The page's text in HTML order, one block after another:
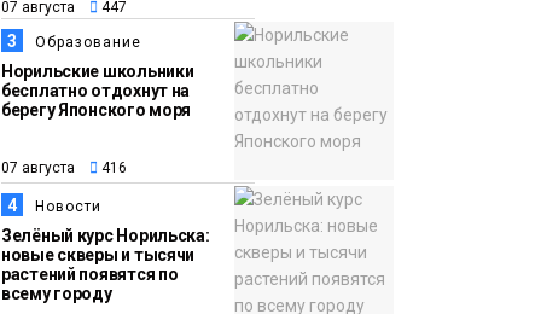
Новости
Норильске будут
зябкими, пасмурными
и дождливыми
07 августа
Общество
Как в Норильске
помогают женщинам
из исправительного
центра
адаптироваться к
жизни
07 августа 447
3 Образование
Норильские школьники
бесплатно отдохнут на
берегу Японского моря
07 августа 416
4 Новости
Зелёный курс Норильска:
новые скверы и тысячи
растений появятся по
всему городу